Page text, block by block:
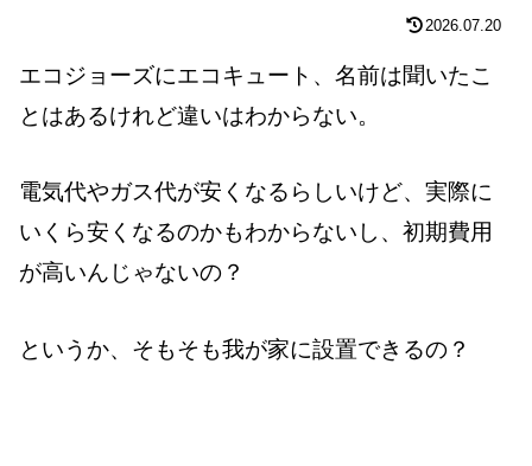
2026.07.20
エコジョーズにエコキュート、名前は聞いたこ
とはあるけれど違いはわからない。
電気代やガス代が安くなるらしいけど、実際に
いくら安くなるのかもわからないし、初期費用
が高いんじゃないの？
というか、そもそも我が家に設置できるの？